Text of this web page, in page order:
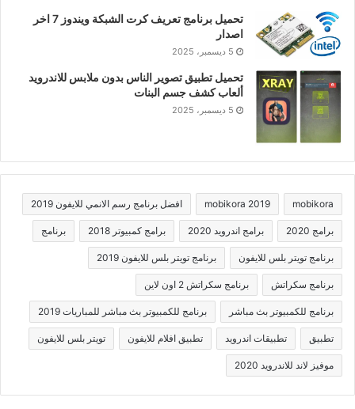
تحميل برنامج تعريف كرت الشبكة ويندوز 7 اخر
اصدار
5 ديسمبر، 2025
تحميل تطبيق تصوير الناس بدون ملابس للاندرويد
ألعاب كشف جسم البنات
5 ديسمبر، 2025
mobikora
mobikora 2019 افضل برنامج رسم الانمي للايفون 2019
برامج 2020 برامج اندرويد 2020 برامج كمبيوتر 2018 برنامج
برنامج تويتر بلس للايفون برنامج تويتر بلس للايفون 2019
برنامج سكراتش برنامج سكراتش 2 اون لاين
برنامج للكمبيوتر بث مباشر برنامج للكمبيوتر بث مباشر للمباريات 2019
تطبيق تطبيقات اندرويد تطبيق افلام للايفون تويتر بلس للايفون
موفيز لاند للاندرويد 2020